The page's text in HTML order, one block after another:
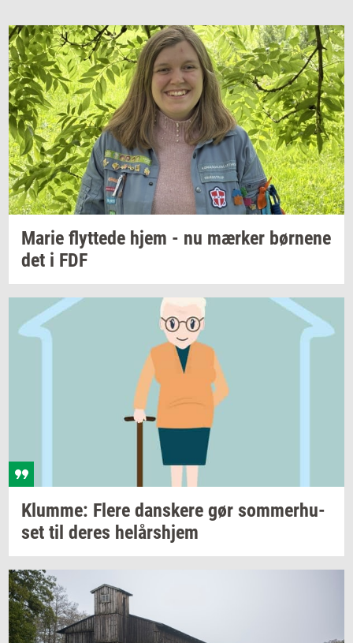
Marie flyt­te­de hjem - nu mær­ker bør­ne­ne
det i FDF
Klum­me: Flere dan­ske­re gør som­mer­hu­
set til deres helårs­hjem